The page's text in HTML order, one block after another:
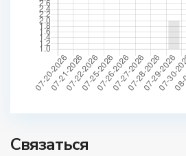
Связаться